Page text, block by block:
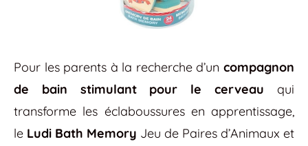
Pour les parents à la recherche d’un compagnon
de bain stimulant pour le cerveau qui
transforme les éclaboussures en apprentissage,
le Ludi Bath Memory Jeu de Paires d’Animaux et